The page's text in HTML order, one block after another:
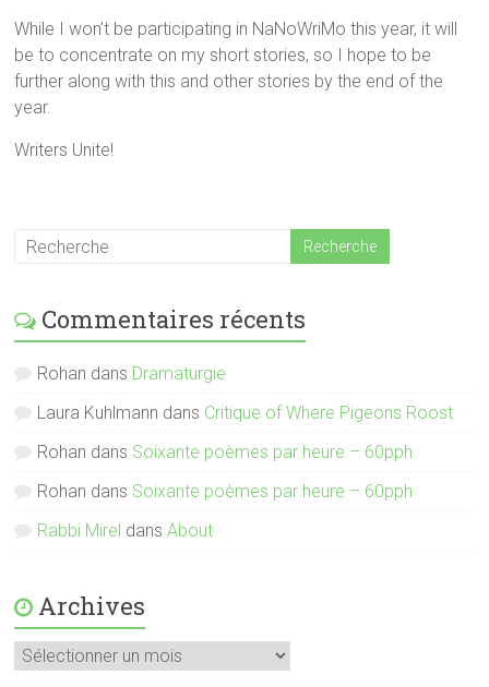
While I won’t be participating in NaNoWriMo this year, it will
be to concentrate on my short stories, so I hope to be
further along with this and other stories by the end of the
year.
Writers Unite!
Commentaires récents
Rohan dans Dramaturgie
Laura Kuhlmann dans Critique of Where Pigeons Roost
Rohan dans Soixante poèmes par heure – 60pph
Rohan dans Soixante poèmes par heure – 60pph
Rabbi Mirel dansAbout
Archives
Archives